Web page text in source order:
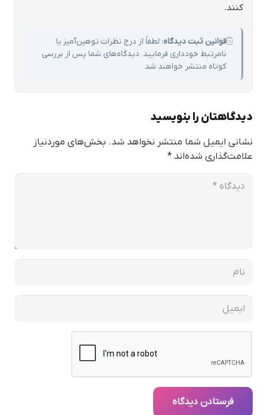
کنند.
قوانین ثبت دیدگاه: لطفاً از درج نظرات توهین‌آمیز یا
نامرتبط خودداری فرمایید. دیدگاه‌های شما پس از بررسی
کوتاه منتشر خواهند شد.
دیدگاهتان را بنویسید
نشانی ایمیل شما منتشر نخواهد شد. بخش‌های موردنیاز
علامت‌گذاری شده‌اند *
فرستادن دیدگاه